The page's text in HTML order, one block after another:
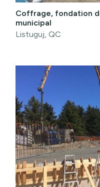
Coffrage, fondation
municipal
Listuguj, QC